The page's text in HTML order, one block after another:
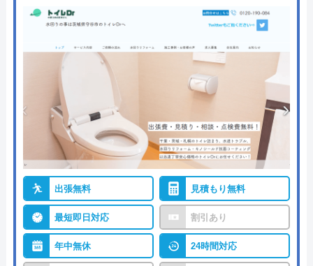
出張無料 見積もり無料
最短即日対応 割引あり
年中無休 24時間対応